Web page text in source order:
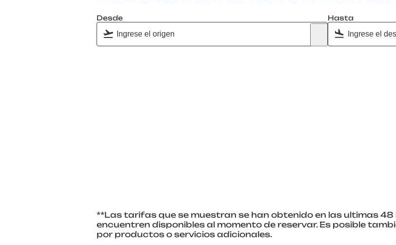
Desde Hasta
**Las tarifas que se muestran se han obtenido en las ultimas 48
encuentren disponibles al momento de reservar. Es posible
por productos o servicios adicionales.